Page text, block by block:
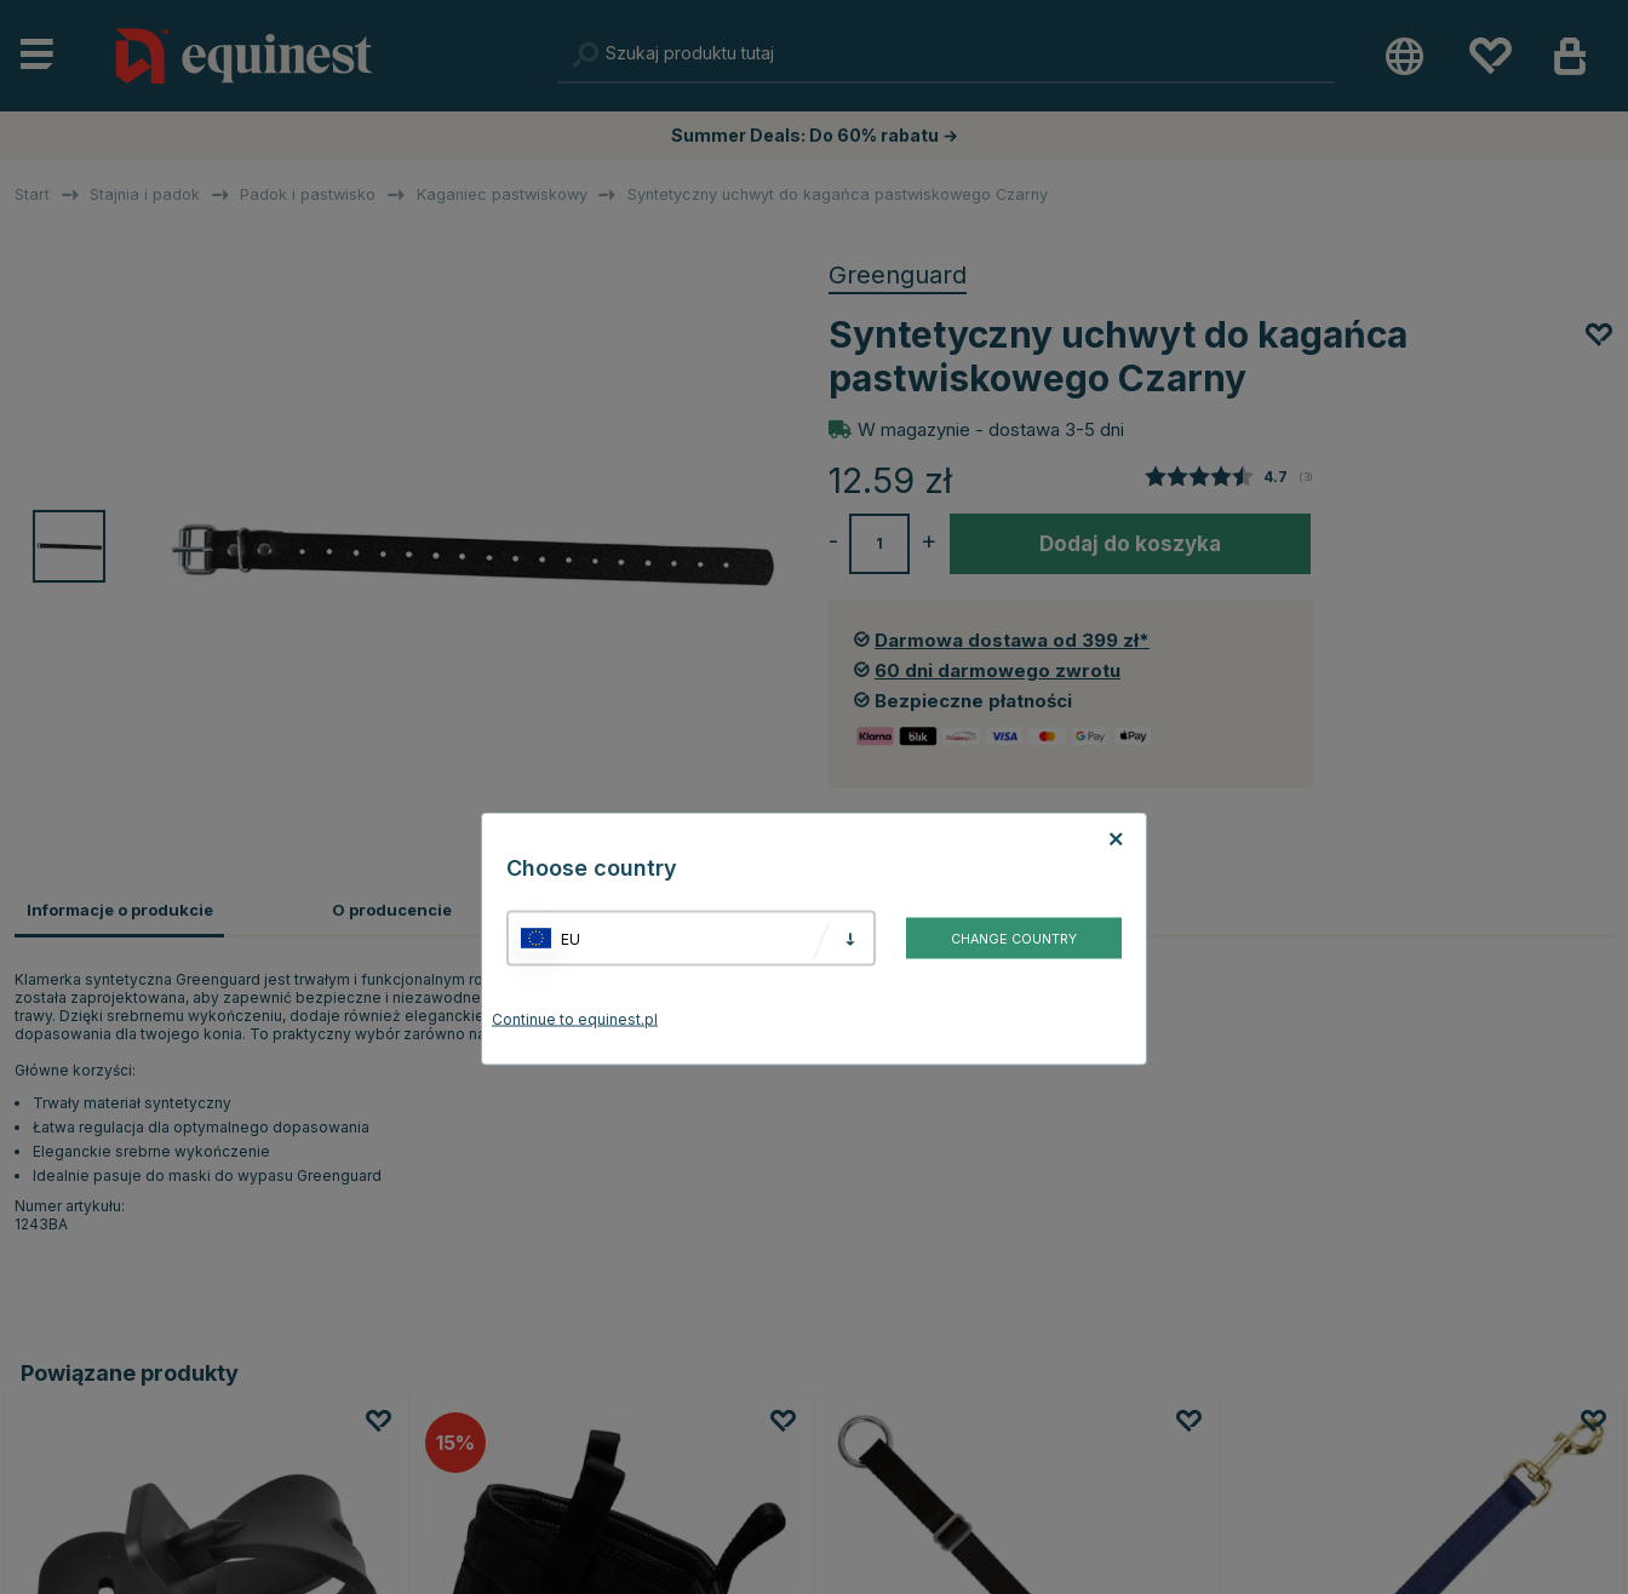
Summer Deals: Do 60% rabatu →
Start Stajnia i padok Padok i pastwisko Kaganiec pastwiskowy Syntetyczny uchwyt do kagańca pastwiskowego Czarny
Greenguard
Syntetyczny uchwyt do kagańca
pastwiskowego Czarny
W magazynie - dostawa 3-5 dni
12.59 zł Średnia ocena:
4.7 (głosy:
3)
+
- Dodaj do koszyka
Darmowa dostawa od 399 zł*
60 dni darmowego zwrotu
Bezpieczne płatności
Informacje o produkcie
Klamerka syntetyczna Greenguard jest trwałym i funkcjonalnym rozwiązaniem dla twojej maski do wypasu Greenguard. Ta syntetyczna klamerka
została zaprojektowana, aby zapewnić bezpieczne i niezawodne dopasowanie, co jest kluczowe przy używaniu maski do kontrolowania wzrostu
trawy. Dzięki srebrnemu wykończeniu, dodaje również eleganckiego wyglądu. Klamerka jest łatwa do regulacji, co ułatwia osiągnięcie idealnego
dopasowania dla twojego konia. To praktyczny wybór zarówno na codzienne użytkowanie, jak i dłuższe przejażdżki.
Główne korzyści:
Trwały materiał syntetyczny
Łatwa regulacja dla optymalnego dopasowania
Eleganckie srebrne wykończenie
Idealnie pasuje do maski do wypasu Greenguard
Numer artykułu:
1243BA
O producencie Recenzje
Powiązane produkty
15
Choose country
EU CHANGE COUNTRY
Continue to equinest.pl